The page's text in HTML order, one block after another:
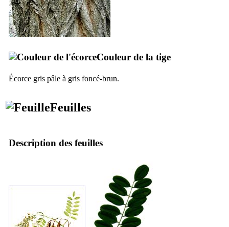
Couleur de la tige
Écorce gris pâle à gris foncé-brun.
Feuilles
Description des feuilles